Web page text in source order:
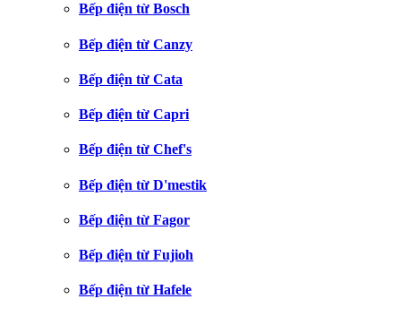
Bếp điện từ Bosch
Bếp điện từ Canzy
Bếp điện từ Cata
Bếp điện từ Capri
Bếp điện từ Chef's
Bếp điện từ D'mestik
Bếp điện từ Fagor
Bếp điện từ Fujioh
Bếp điện từ Hafele